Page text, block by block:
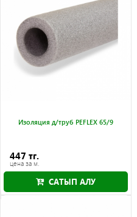
Изоляция д/труб PEFLEX 65/9
447 тг.
цена за м.
САТЫП АЛУ